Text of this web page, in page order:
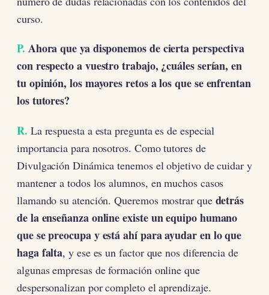
curso.
P. Ahora que ya disponemos de cierta perspectiva
con respecto a vuestro trabajo, ¿cuáles serían, en
tu opinión, los mayores retos a los que se enfrentan
los tutores?
R. La respuesta a esta pregunta es de especial
importancia para nosotros. Como tutores de
Divulgación Dinámica tenemos el objetivo de cuidar y
mantener a todos los alumnos, en muchos casos
llamando su atención. Queremos mostrar que detrás
de la enseñanza online existe un equipo humano
que se preocupa y está ahí para ayudar en lo que
haga falta, y ese es un factor que nos diferencia de
algunas empresas de formación online que
despersonalizan por completo el aprendizaje.